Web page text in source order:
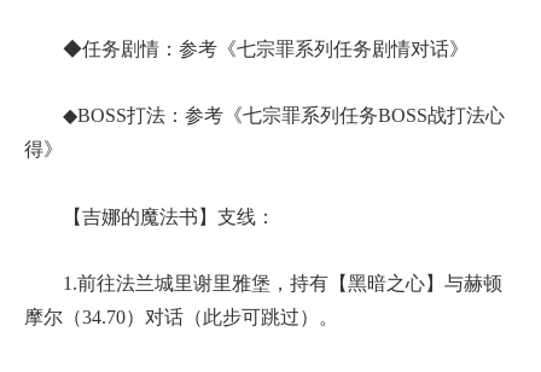
◆任务剧情：参考《七宗罪系列任务剧情对话》
◆BOSS打法：参考《七宗罪系列任务BOSS战打法心
得》
【吉娜的魔法书】支线：
1.前往法兰城里谢里雅堡，持有【黑暗之心】与赫顿
摩尔（34.70）对话（此步可跳过）。